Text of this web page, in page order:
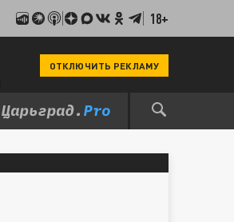
18+
ОТКЛЮЧИТЬ РЕКЛАМУ